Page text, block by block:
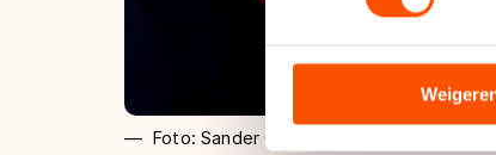
analyseren. We delen
analyse. Zij kunnen
hun services. Sommige
adequaat
Foto: Sander Chamid